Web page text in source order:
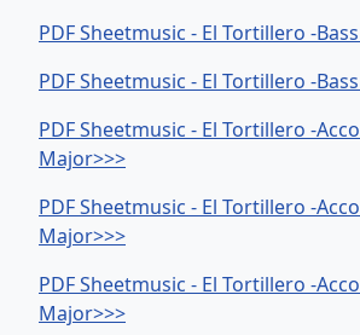
PDF Sheetmusic - El Tortillero -
PDF Sheetmusic - El Tortillero -
PDF Sheetmusic - El Tortillero -
Major>>>
PDF Sheetmusic - El Tortillero -
Major>>>
PDF Sheetmusic - El Tortillero -
Major>>>